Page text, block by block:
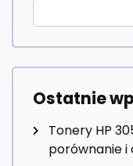
Ostatnie
Tonery HP
porównanie i